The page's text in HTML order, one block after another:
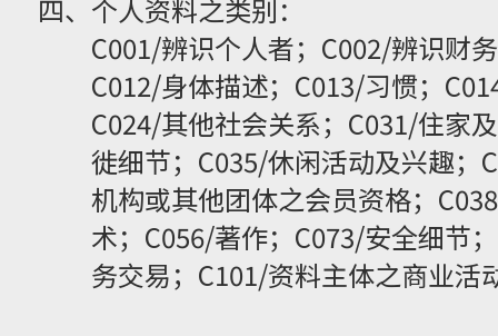
四、个人资料之类别：
C001/辨识个人者；C002/辨识财
C012/身体描述；C013/习惯；
C024/其他社会关系；C031/住家
徙细节；C035/休闲活动及兴趣；
机构或其他团体之会员资格；
术；C056/著作；C073/安全细节
务交易；C101/资料主体之商业活